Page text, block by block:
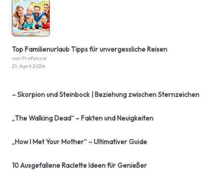
Top Familienurlaub Tipps für unvergessliche Reisen
von Professor
21. April 2024
– Skorpion und Steinbock | Beziehung zwischen Sternzeichen
„The Walking Dead“ – Fakten und Neuigkeiten
„How I Met Your Mother“ – Ultimativer Guide
10 Ausgefallene Raclette Ideen für Genießer